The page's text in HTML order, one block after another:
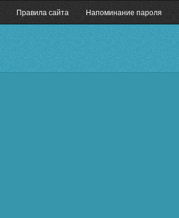
Правила сайта Напоминание пароля